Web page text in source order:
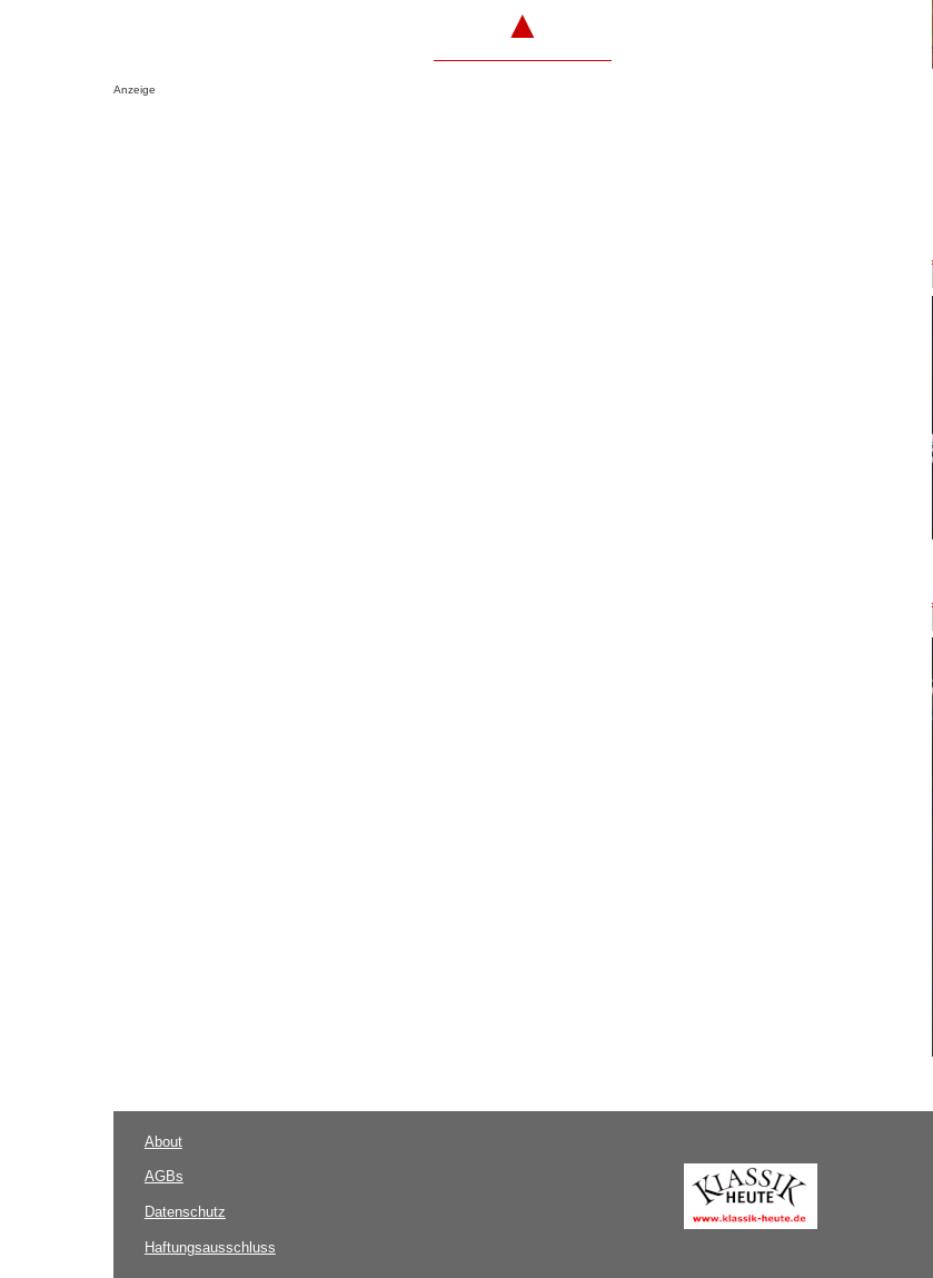
▲
Anzeige
About
AGBs
Datenschutz
Haftungsausschluss